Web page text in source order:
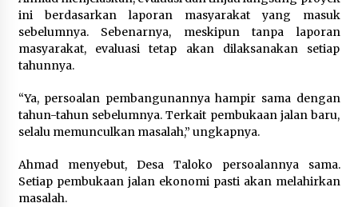
TERDUGA PELAKU NARKOTIKA DI KECAMATAN
KEMPO, BELASAN PAKET DIDUGA SABU DISITA
1 bulan ago
ini berdasarkan laporan masyarakat yang masuk
sebelumnya. Sebenarnya, meskipun tanpa laporan
masyarakat, evaluasi tetap akan dilaksanakan setiap
tahunnya.
“Ya, persoalan pembangunannya hampir sama dengan
tahun-tahun sebelumnya. Terkait pembukaan jalan baru,
selalu memunculkan masalah,” ungkapnya.
Ahmad menyebut, Desa Taloko persoalannya sama.
Setiap pembukaan jalan ekonomi pasti akan melahirkan
masalah.